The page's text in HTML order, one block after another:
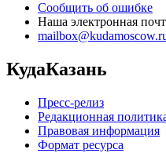
Сообщить об ошибке
Наша электронная
КудаКазань
Пресс-релиз
Редакционная
Правовая информация
Формат ресурса